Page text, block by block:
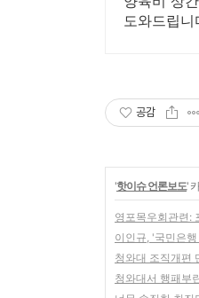
도와드립니
공감
'핫이슈 언론보도'
영포목우회관련:
이인규, '국민은
청와대 조직개편
청와대서 행패부